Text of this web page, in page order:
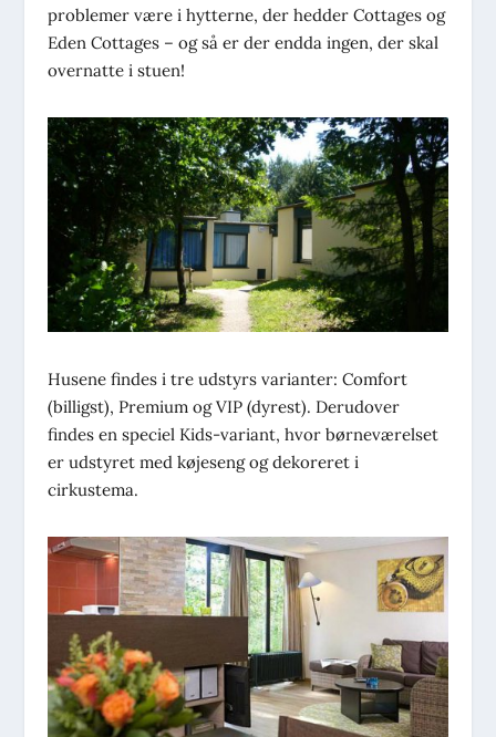
problemer være i hytterne, der hedder Cottages og
Eden Cottages – og så er der endda ingen, der skal
overnatte i stuen!
Husene findes i tre udstyrs varianter: Comfort
(billigst), Premium og VIP (dyrest). Derudover
findes en speciel Kids-variant, hvor børneværelset
er udstyret med køjeseng og dekoreret i
cirkustema.